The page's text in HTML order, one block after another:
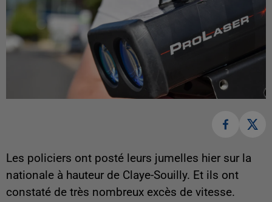
Les policiers ont posté leurs jumelles hier sur la
nationale à hauteur de Claye-Souilly. Et ils ont
constaté de très nombreux excès de vitesse.